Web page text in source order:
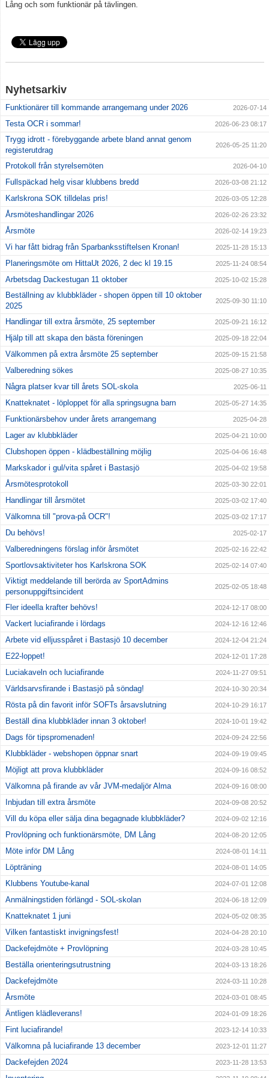
Grafisk profil
Lång och som funktionär på tävlingen.
Nyhetsarkiv
Funktionärer till kommande arrangemang under 2026 2026-07-14
Testa OCR i sommar! 2026-06-23 08:17
Trygg idrott - förebyggande arbete bland annat genom
registerutdrag
2026-05-25 11:20
Protokoll från styrelsemöten 2026-04-10
Fullspäckad helg visar klubbens bredd 2026-03-08 21:12
Karlskrona SOK tilldelas pris! 2026-03-05 12:28
Årsmöteshandlingar 2026 2026-02-26 23:32
Årsmöte 2026-02-14 19:23
Vi har fått bidrag från Sparbanksstiftelsen Kronan! 2025-11-28 15:13
Planeringsmöte om HittaUt 2026, 2 dec kl 19.15 2025-11-24 08:54
Arbetsdag Dackestugan 11 oktober 2025-10-02 15:28
Beställning av klubbkläder - shopen öppen till 10 oktober
2025
2025-09-30 11:10
Handlingar till extra årsmöte, 25 september 2025-09-21 16:12
Hjälp till att skapa den bästa föreningen 2025-09-18 22:04
Välkommen på extra årsmöte 25 september 2025-09-15 21:58
Valberedning sökes 2025-08-27 10:35
Några platser kvar till årets SOL-skola 2025-06-11
Knatteknatet - löploppet för alla springsugna barn 2025-05-27 14:35
Funktionärsbehov under årets arrangemang 2025-04-28
Lager av klubbkläder 2025-04-21 10:00
Clubshopen öppen - klädbeställning möjlig 2025-04-06 16:48
Markskador i gul/vita spåret i Bastasjö 2025-04-02 19:58
Årsmötesprotokoll 2025-03-30 22:01
Handlingar till årsmötet 2025-03-02 17:40
Välkomna till "prova-på OCR"! 2025-03-02 17:17
Du behövs! 2025-02-17
Valberedningens förslag inför årsmötet 2025-02-16 22:42
Sportlovsaktiviteter hos Karlskrona SOK 2025-02-14 07:40
Viktigt meddelande till berörda av SportAdmins
personuppgiftsincident
2025-02-05 18:48
Fler ideella krafter behövs! 2024-12-17 08:00
Vackert luciafirande i lördags 2024-12-16 12:46
Arbete vid elljusspåret i Bastasjö 10 december 2024-12-04 21:24
E22-loppet! 2024-12-01 17:28
Luciakaveln och luciafirande 2024-11-27 09:51
Världsarvsfirande i Bastasjö på söndag! 2024-10-30 20:34
Rösta på din favorit inför SOFTs årsavslutning 2024-10-29 16:17
Beställ dina klubbkläder innan 3 oktober! 2024-10-01 19:42
Dags för tipspromenaden! 2024-09-24 22:56
Klubbkläder - webshopen öppnar snart 2024-09-19 09:45
Möjligt att prova klubbkläder 2024-09-16 08:52
Välkomna på firande av vår JVM-medaljör Alma 2024-09-16 08:00
Inbjudan till extra årsmöte 2024-09-08 20:52
Vill du köpa eller sälja dina begagnade klubbkläder? 2024-09-02 12:16
Provlöpning och funktionärsmöte, DM Lång 2024-08-20 12:05
Möte inför DM Lång 2024-08-01 14:11
Löpträning 2024-08-01 14:05
Klubbens Youtube-kanal 2024-07-01 12:08
Anmälningstiden förlängd - SOL-skolan 2024-06-18 12:09
Knatteknatet 1 juni 2024-05-02 08:35
Vilken fantastiskt invigningsfest! 2024-04-28 20:10
Dackefejdmöte + Provlöpning 2024-03-28 10:45
Beställa orienteringsutrustning 2024-03-13 18:26
Dackefejdmöte 2024-03-11 10:28
Årsmöte 2024-03-01 08:45
Äntligen klädleverans! 2024-01-09 18:26
Fint luciafirande! 2023-12-14 10:33
Välkomna på luciafirande 13 december 2023-12-01 11:27
Dackefejden 2024 2023-11-28 13:53